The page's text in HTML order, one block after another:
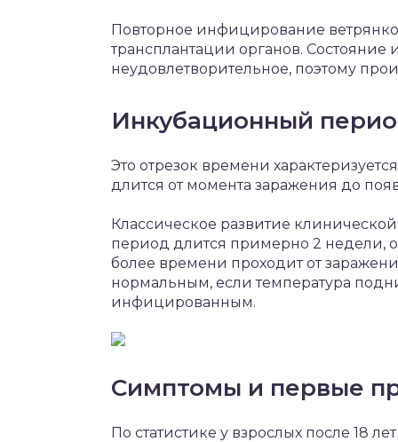
Повторное инфицирование
трансплантации органов.
неудовлетворительное, поэтому
Инкубационный
Это отрезок времени
длится от момента заражения до
Классическое развитие
период длится примерно 2 недели,
более времени проходит от
нормальным, если температура
инфицированным.
Симптомы и первые
По статистике у взрослых после 18